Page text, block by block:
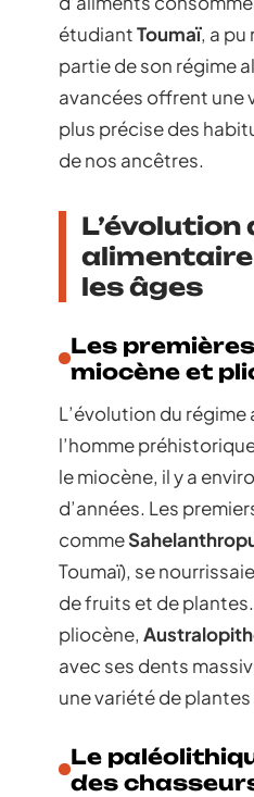
étudiantToumaï, a
partie de son régime
avancées offrent une
plus précise des
de nos ancêtres.
L’évolution
les âges
Les
miocène et
L’évolution du
l’homme
le miocène, il y a
d’années. Les
comme
Toumaï), se
de fruits et de
pliocène,
avec ses dents
une variété de
Le
des